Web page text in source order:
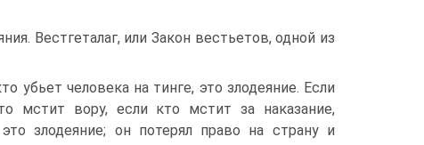
Вестгеталаг, или Закон вестьетов, одной из
убьет человека на тинге, это злодеяние. Если
мстит вору, если кто мстит за наказание,
злодеяние; он потерял право на страну и